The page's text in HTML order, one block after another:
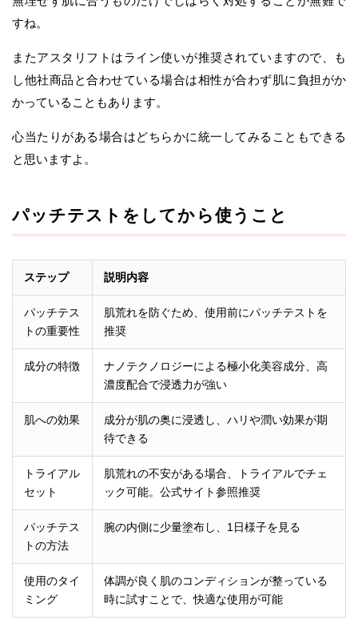
すね。
またアスタリフトはライン使いが推奨されていますので、も
し他社商品と合わせている場合は相性が合わず肌に負担がか
かっていることもあります。
心当たりがある場合はどちらかに統一してみることもできる
と思いますよ。
パッチテストをしてから使うこと
ステップ 説明内容
パッチテス
トの重要性
肌荒れを防ぐため、使用前にパッチテストを
推奨
成分の特徴
ナノテクノロジーによる極小化美容成分、高
濃度配合で浸透力が強い
肌への効果
成分が肌の奥に浸透し、ハリや潤い効果が期
待できる
トライアル
セット
肌荒れの不安がある場合、トライアルでチェ
ック可能。公式サイト参照推奨
パッチテス
トの方法
腕の内側に少量塗布し、1日様子を見る
使用のタイ
ミング
体調が良く肌のコンディションが整っている
時に試すことで、快適な使用が可能